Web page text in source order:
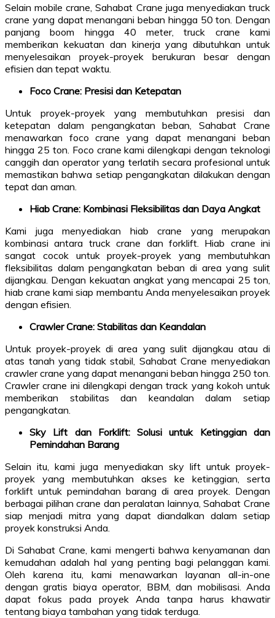
Selain mobile crane, Sahabat Crane juga menyediakan truck
crane yang dapat menangani beban hingga 50 ton. Dengan
panjang boom hingga 40 meter, truck crane kami
memberikan kekuatan dan kinerja yang dibutuhkan untuk
menyelesaikan proyek-proyek berukuran besar dengan
efisien dan tepat waktu.
Foco Crane: Presisi dan Ketepatan
Untuk proyek-proyek yang membutuhkan presisi dan
ketepatan dalam pengangkatan beban, Sahabat Crane
menawarkan foco crane yang dapat menangani beban
hingga 25 ton. Foco crane kami dilengkapi dengan teknologi
canggih dan operator yang terlatih secara profesional untuk
memastikan bahwa setiap pengangkatan dilakukan dengan
tepat dan aman.
Hiab Crane: Kombinasi Fleksibilitas dan Daya Angkat
Kami juga menyediakan hiab crane yang merupakan
kombinasi antara truck crane dan forklift. Hiab crane ini
sangat cocok untuk proyek-proyek yang membutuhkan
fleksibilitas dalam pengangkatan beban di area yang sulit
dijangkau. Dengan kekuatan angkat yang mencapai 25 ton,
hiab crane kami siap membantu Anda menyelesaikan proyek
dengan efisien.
Crawler Crane: Stabilitas dan Keandalan
Untuk proyek-proyek di area yang sulit dijangkau atau di
atas tanah yang tidak stabil, Sahabat Crane menyediakan
crawler crane yang dapat menangani beban hingga 250 ton.
Crawler crane ini dilengkapi dengan track yang kokoh untuk
memberikan stabilitas dan keandalan dalam setiap
pengangkatan.
Sky Lift dan Forklift: Solusi untuk Ketinggian dan
Pemindahan Barang
Selain itu, kami juga menyediakan sky lift untuk proyek-
proyek yang membutuhkan akses ke ketinggian, serta
forklift untuk pemindahan barang di area proyek. Dengan
berbagai pilihan crane dan peralatan lainnya, Sahabat Crane
siap menjadi mitra yang dapat diandalkan dalam setiap
proyek konstruksi Anda.
Di Sahabat Crane, kami mengerti bahwa kenyamanan dan
kemudahan adalah hal yang penting bagi pelanggan kami.
Oleh karena itu, kami menawarkan layanan all-in-one
dengan gratis biaya operator, BBM, dan mobilisasi. Anda
dapat fokus pada proyek Anda tanpa harus khawatir
tentang biaya tambahan yang tidak terduga.